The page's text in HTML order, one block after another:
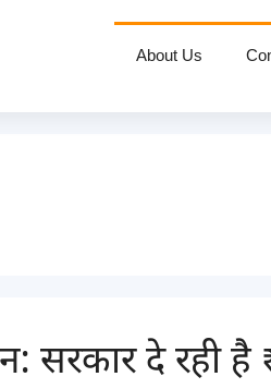
About Us
सरकार दे रही